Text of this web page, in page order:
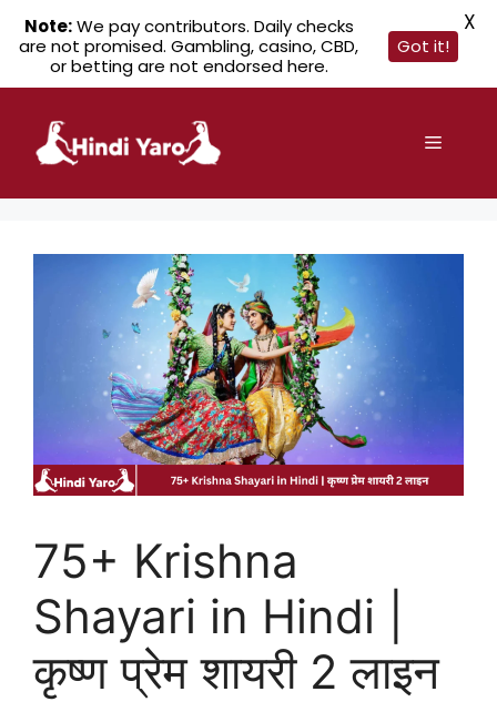
content
Menu
75+ Krishna
Shayari in Hindi |
कृष्ण प्रेम शायरी 2 लाइन
Note:We pay contributors. Daily checks
are not promised. Gambling, casino, CBD,
or betting are not endorsed here.
Got it!
X